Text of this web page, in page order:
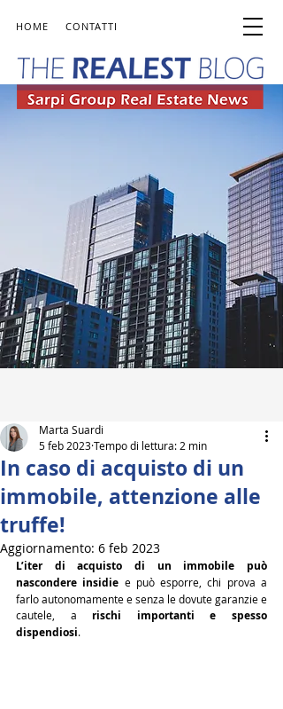
HOME CONTATTI
In caso di acquisto di un
immobile, attenzione alle
truffe!
Marta Suardi
5 feb 2023Tempo di lettura: 2 min
Aggiornamento: 6 feb 2023
L’iter di acquisto di un immobile può
nascondere insidie e può esporre, chi prova a
farlo autonomamente e senza le dovute garanzie e
cautele, a rischi importanti e spesso
dispendiosi.